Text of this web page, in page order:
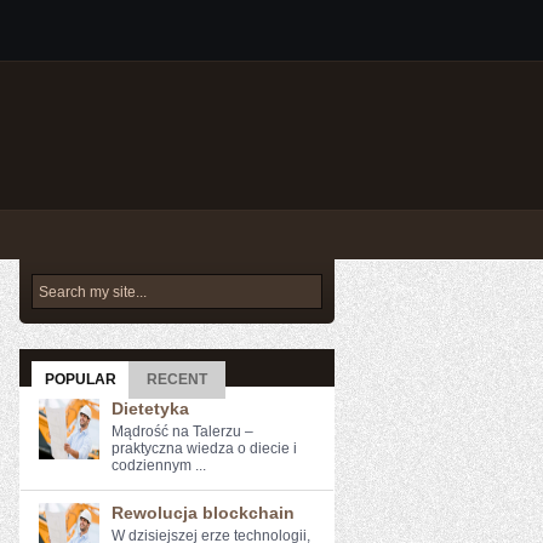
POPULAR RECENT
Dietetyka
Mądrość na Talerzu –
praktyczna wiedza o diecie i
codziennym ...
Rewolucja blockchain
W dzisiejszej erze technologii,